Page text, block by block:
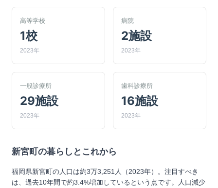
高等学校
1校
2023年
病院
2施設
2023年
一般診療所
29施設
2023年
歯科診療所
16施設
2023年
新宮町 の暮らしとこれから
福岡県新宮町の人口は約3万3,251人（2023年）。注目すべき
は、過去10年間で約3.4%増加しているという点です。人口減少